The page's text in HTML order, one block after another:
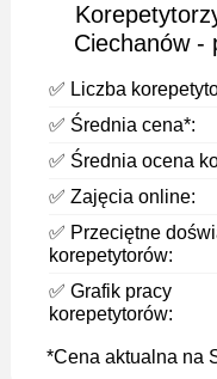
Ciechanów -
✅ Liczba
✅ Średnia cena*:
✅ Średnia ocena
✅ Zajęcia online:
✅ Przeciętne
korepetytorów:
✅ Grafik pracy
korepetytorów:
*Cena aktualna na